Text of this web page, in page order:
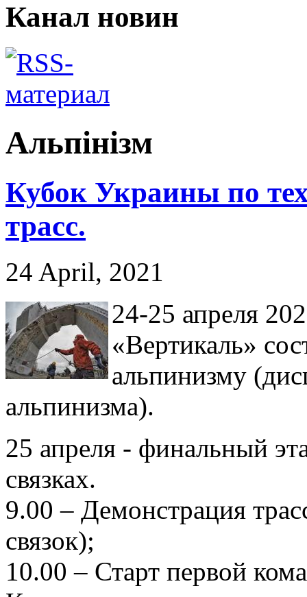
Канал новин
Альпінізм
Кубок Украины по
трасс.
24 April, 2021
24-25 апреля
«Вертикаль»
альпинизму
альпинизма).
25 апреля - финальный
связках.
9.00 – Демонстрация
связок);
10.00 – Старт первой